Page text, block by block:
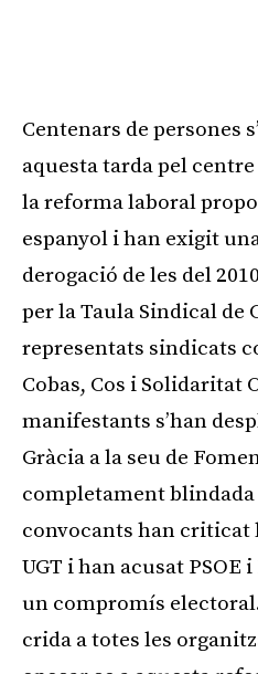
Centenars de persones
aquesta tarda pel
la reforma laboral
espanyol i han exigit
derogació de les del
per la Taula Sindical de
representats sindicats
Cobas, Cos i Solidaritat
manifestants s’han
Gràcia a la seu de
completament
convocants han criticat
UGT i han acusat PSOE
un compromís
crida a totes les